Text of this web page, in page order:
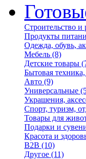
Строительство и
Продукты
Одежда, обувь,
Мебель (8)
Детские товары
Бытовая
Авто (9)
Универсальные
Украшения,
Спорт, туризм,
Товары для
Подарки и
Красота и
B2B (10)
Другое (11)